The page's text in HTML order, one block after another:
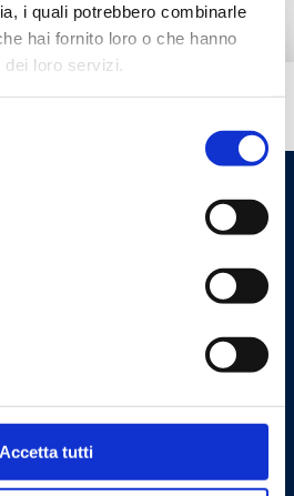
i quali potrebbero combinarle
hai fornito loro o che hanno
loro servizi.
Accetta tutti
Contact us